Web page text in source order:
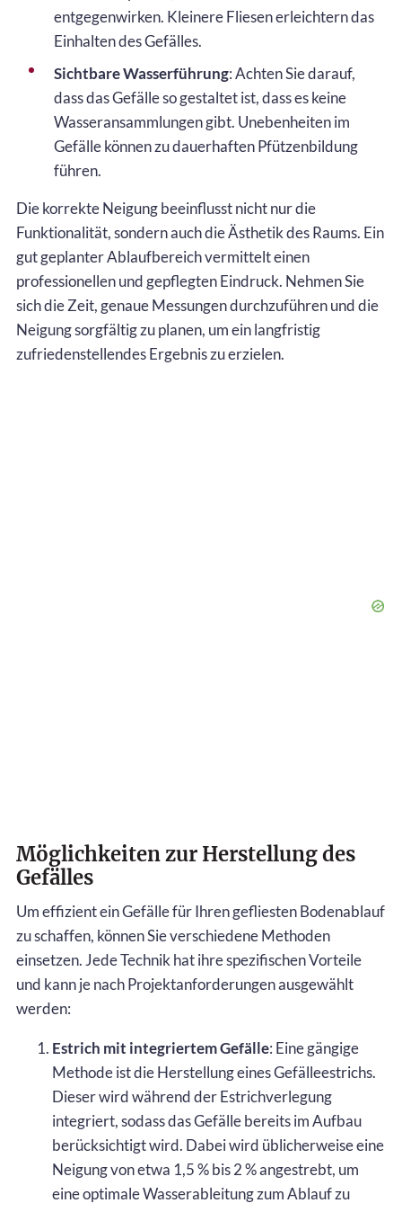
entgegenwirken. Kleinere Fliesen erleichtern das
Einhalten des Gefälles.
Sichtbare Wasserführung: Achten Sie darauf,
dass das Gefälle so gestaltet ist, dass es keine
Wasseransammlungen gibt. Unebenheiten im
Gefälle können zu dauerhaften Pfützenbildung
führen.
Die korrekte Neigung beeinflusst nicht nur die
Funktionalität, sondern auch die Ästhetik des Raums. Ein
gut geplanter Ablaufbereich vermittelt einen
professionellen und gepflegten Eindruck. Nehmen Sie
sich die Zeit, genaue Messungen durchzuführen und die
Neigung sorgfältig zu planen, um ein langfristig
zufriedenstellendes Ergebnis zu erzielen.
Möglichkeiten zur Herstellung des
Gefälles
Um effizient ein Gefälle für Ihren gefliesten Bodenablauf
zu schaffen, können Sie verschiedene Methoden
einsetzen. Jede Technik hat ihre spezifischen Vorteile
und kann je nach Projektanforderungen ausgewählt
werden:
Estrich mit integriertem Gefälle: Eine gängige
Methode ist die Herstellung eines Gefälleestrichs.
Dieser wird während der Estrichverlegung
integriert, sodass das Gefälle bereits im Aufbau
berücksichtigt wird. Dabei wird üblicherweise eine
Neigung von etwa 1,5 % bis 2 % angestrebt, um
eine optimale Wasserableitung zum Ablauf zu